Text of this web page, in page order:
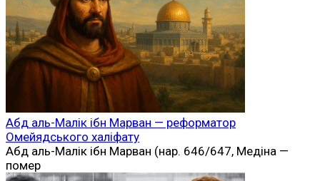
Абд аль-Малік ібн Марван — реформатор
Омейядського халіфату
Абд аль-Малік ібн Марван (нар. 646/647, Медіна —
помер